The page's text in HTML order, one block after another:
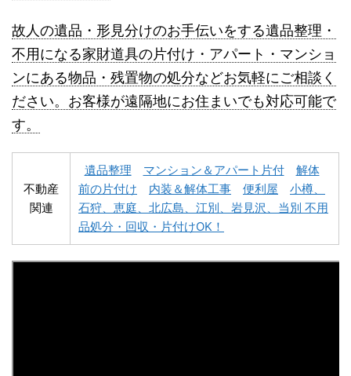
名寄市不用品回収 士別市不用品回収
深川市不用品回収 夕張市不用品回収
故人の遺品・形見分けのお手伝いをする遺品整理・
不用になる家財道具の片付け・アパート・マンショ
ンにある物品・残置物の処分などお気軽にご相談く
ださい。お客様が遠隔地にお住まいでも対応可能で
す。
不動産
関連
遺品整理 マンション＆アパート片付
解体
前の片付け
内装＆解体工事 便利屋
小樽、
石狩、恵庭、北広島、江別、岩見沢、当別 不用
品処分・回収・片付けOK！